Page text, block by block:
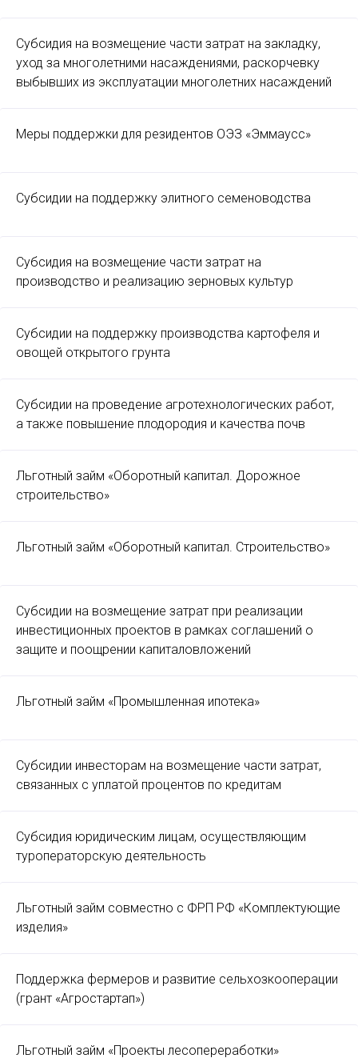
Субсидия на возмещение части затрат на закладку,
уход за многолетними насаждениями, раскорчевку
выбывших из эксплуатации многолетних насаждений
Меры поддержки для резидентов ОЭЗ «Эммаусс»
Субсидии на поддержку элитного семеноводства
Субсидия на возмещение части затрат на
производство и реализацию зерновых культур
Субсидии на поддержку производства картофеля и
овощей открытого грунта
Субсидии на проведение агротехнологических работ,
а также повышение плодородия и качества почв
Льготный займ «Оборотный капитал. Дорожное
строительство»
Льготный займ «Оборотный капитал. Строительство»
Субсидии на возмещение затрат при реализации
инвестиционных проектов в рамках соглашений о
защите и поощрении капиталовложений
Льготный займ «Промышленная ипотека»
Субсидии инвесторам на возмещение части затрат,
связанных с уплатой процентов по кредитам
Субсидия юридическим лицам, осуществляющим
туроператорскую деятельность
Льготный займ совместно с ФРП РФ «Комплектующие
изделия»
Поддержка фермеров и развитие сельхозкооперации
(грант «Агростартап»)
Льготный займ «Проекты лесопереработки»